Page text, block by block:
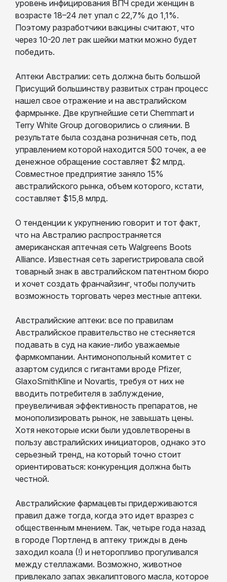
уровень инфицирования ВПЧ среди женщин в
возрасте 18–24 лет упал с 22,7% до 1,1%.
Поэтому разработчики вакцины считают, что
через 10-20 лет рак шейки матки можно будет
победить.
Аптеки Австралии: сеть должна быть большой
Присущий большинству развитых стран процесс
нашел свое отражение и на австралийском
фармрынке. Две крупнейшие сети Chemmart и
Terry White Group договорились о слиянии. В
результате была создана розничная сеть, под
управлением которой находится 500 точек, а ее
денежное обращение составляет $2 млрд.
Совместное предприятие заняло 15%
австралийского рынка, объем которого, кстати,
составляет $15,8 млрд.
О тенденции к укрупнению говорит и тот факт,
что на Австралию распространяется
американская аптечная сеть Walgreens Boots
Alliance. Известная сеть зарегистрировала свой
товарный знак в австралийском патентном бюро
и хочет создать франчайзинг, чтобы получить
возможность торговать через местные аптеки.
Австралийские аптеки: все по правилам
Австралийское правительство не стесняется
подавать в суд на какие-либо уважаемые
фармкомпании. Антимонопольный комитет с
азартом судился с гигантами вроде Pfizer,
GlaxoSmithKline и Novartis, требуя от них не
вводить потребителя в заблуждение,
преувеличивая эффективность препаратов, не
монополизировать рынок, не завышать цены.
Хотя некоторые иски были удовлетворены в
пользу австралийских инициаторов, однако это
серьезный тренд, на который точно стоит
ориентироваться: конкуренция должна быть
честной.
Австралийские фармацевты придерживаются
правил даже тогда, когда это идет вразрез с
общественным мнением. Так, четыре года назад
в городе Портленд в аптеку трижды в день
заходил коала (!) и неторопливо прогуливался
между стеллажами. Возможно, животное
привлекало запах эвкалиптового масла, которое